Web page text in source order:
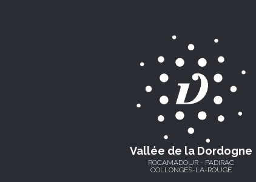
Vallée de la Dordogne
ROCAMADOUR - PADIRAC
COLLONGES-LA-ROUGE